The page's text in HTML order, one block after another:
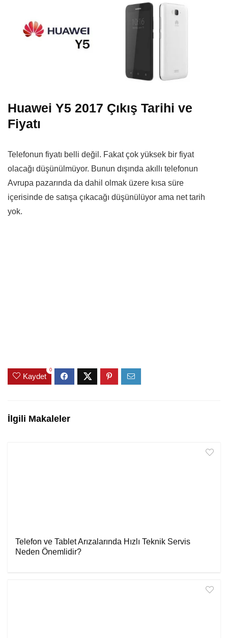
Huawei Y5 2017 Çıkış Tarihi ve
Fiyatı
Telefonun fiyatı belli değil. Fakat çok yüksek bir fiyat
olacağı düşünülmüyor. Bunun dışında akıllı telefonun
Avrupa pazarında da dahil olmak üzere kısa süre
içerisinde de satışa çıkacağı düşünülüyor ama net tarih
yok.
Kaydet
0
İlgili Makaleler
Telefon ve Tablet Arızalarında Hızlı Teknik Servis
Neden Önemlidir?